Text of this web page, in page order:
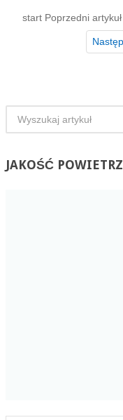
start Poprzedni artykuł
JAKOŚĆ